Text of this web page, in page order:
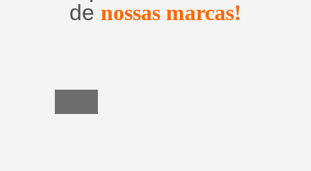
de nossas marcas!